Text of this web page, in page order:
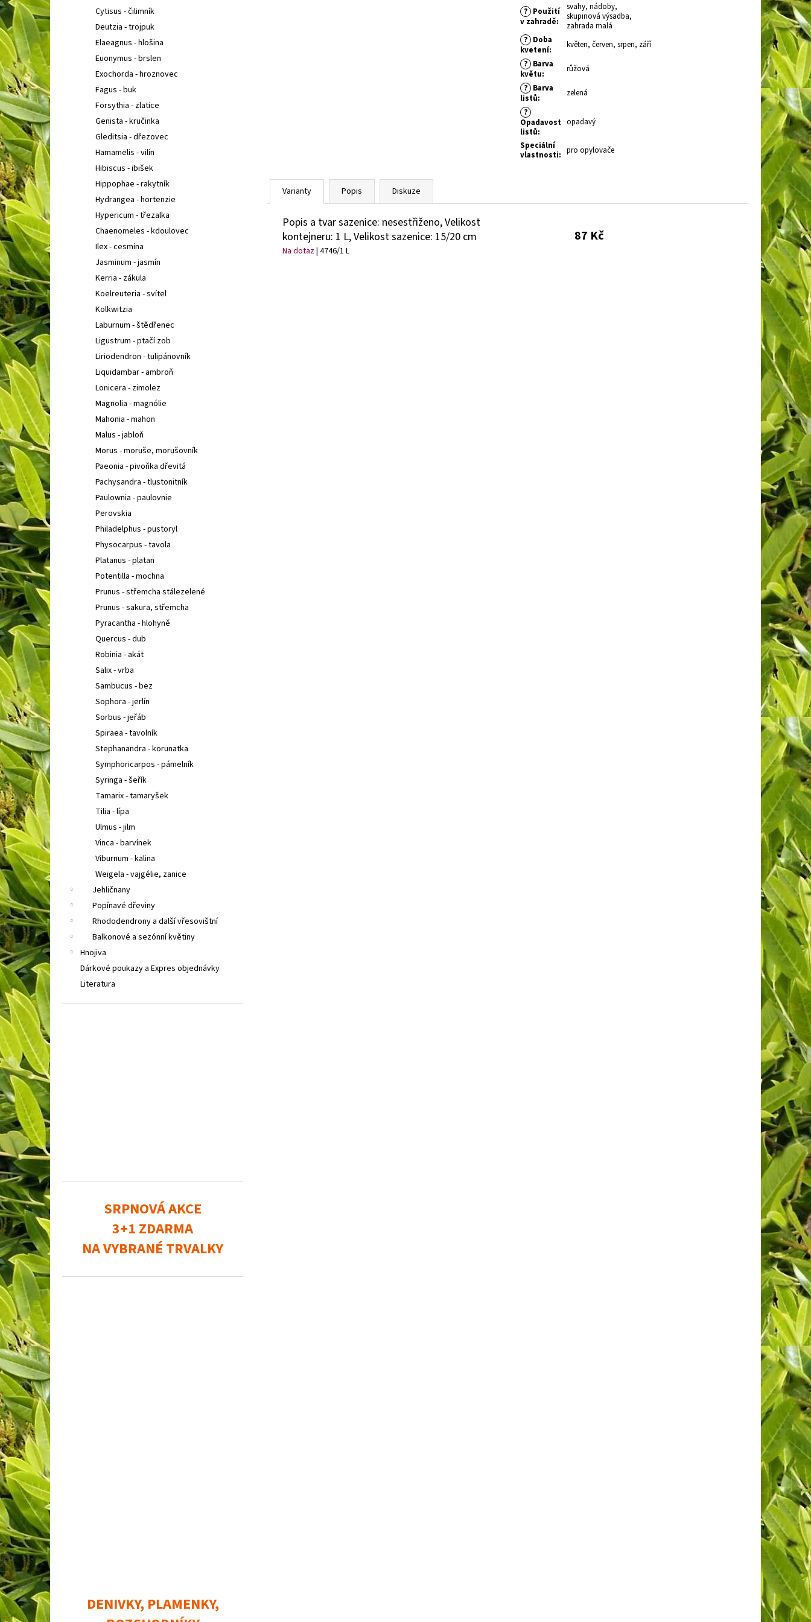
Cytisus - čilimník
Deutzia - trojpuk
Elaeagnus - hlošina
Euonymus - brslen
Exochorda - hroznovec
Fagus - buk
Forsythia - zlatice
Genista - kručinka
Gleditsia - dřezovec
Hamamelis - vilín
Hibiscus - ibišek
Hippophae - rakytník
Hydrangea - hortenzie
Hypericum - třezalka
Chaenomeles - kdoulovec
Ilex - cesmína
Jasminum - jasmín
Kerria - zákula
Koelreuteria - svítel
Kolkwitzia
Laburnum - štědřenec
Ligustrum - ptačí zob
Liriodendron - tulipánovník
Liquidambar - ambroň
Lonicera - zimolez
Magnolia - magnólie
Mahonia - mahon
Malus - jabloň
Morus - moruše, morušovník
Paeonia - pivoňka dřevitá
Pachysandra - tlustonitník
Paulownia - paulovnie
Perovskia
Philadelphus - pustoryl
Physocarpus - tavola
Platanus - platan
Potentilla - mochna
Prunus - střemcha stálezelené
Prunus - sakura, střemcha
Pyracantha - hlohyně
Quercus - dub
Robinia - akát
Salix - vrba
Sambucus - bez
Sophora - jerlín
Sorbus - jeřáb
Spiraea - tavolník
Stephanandra - korunatka
Symphoricarpos - pámelník
Syringa - šeřík
Tamarix - tamaryšek
Tilia - lípa
Ulmus - jilm
Vinca - barvínek
Viburnum - kalina
Weigela - vajgélie, zanice
Jehličnany
Popínavé dřeviny
Rhododendrony a další vřesovištní
Balkonové a sezónní květiny
Hnojiva
Dárkové poukazy a Expres objednávky
Literatura
SRPNOVÁ AKCE
3+1 ZDARMA
NA VYBRANÉ TRVALKY
DENIVKY, PLAMENKY,
? Použití
v zahradě:
svahy, nádoby,
skupinová výsadba,
zahrada malá
? Doba
kvetení: květen, červen, srpen, září
? Barva
květu: růžová
? Barva
listů: zelená
?
Opadavost
listů:
opadavý
Speciální
vlastnosti: pro opylovače
Varianty Popis Diskuze
Popis a tvar sazenice: nesestřiženo, Velikost
kontejneru: 1 L, Velikost sazenice: 15/20 cm
Na dotaz| 4746/1 L
87 Kč